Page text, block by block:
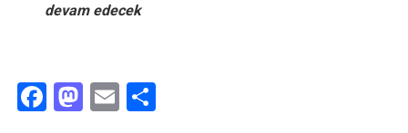
devam edecek
F
M E